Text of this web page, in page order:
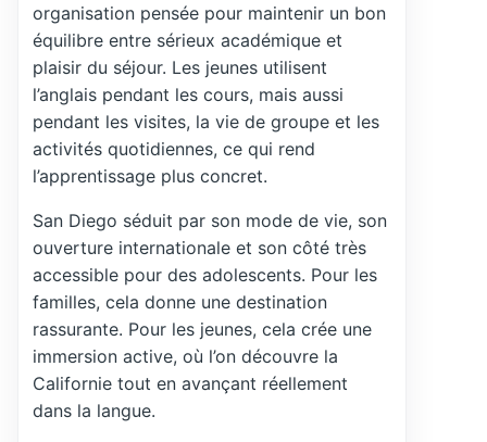
organisation pensée pour maintenir un bon
équilibre entre sérieux académique et
plaisir du séjour. Les jeunes utilisent
l’anglais pendant les cours, mais aussi
pendant les visites, la vie de groupe et les
activités quotidiennes, ce qui rend
l’apprentissage plus concret.
San Diego séduit par son mode de vie, son
ouverture internationale et son côté très
accessible pour des adolescents. Pour les
familles, cela donne une destination
rassurante. Pour les jeunes, cela crée une
immersion active, où l’on découvre la
Californie tout en avançant réellement
dans la langue.